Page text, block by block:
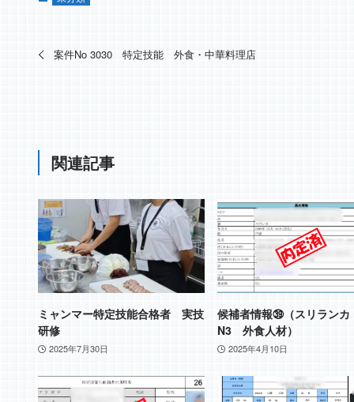
案件No 3030 特定技能 外食・中華料理店
関連記事
ミャンマー特定技能合格者 実技
研修
2025年7月30日
候補者情報㊴（スリランカ
N3 外食人材）
2025年4月10日